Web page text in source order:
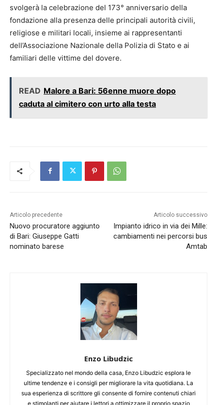
svolgerà la celebrazione del 173° anniversario della
fondazione alla presenza delle principali autorità civili,
religiose e militari locali, insieme ai rappresentanti
dell’Associazione Nazionale della Polizia di Stato e ai
familiari delle vittime del dovere.
READ Malore a Bari: 56enne muore dopo
caduta al cimitero con urto alla testa
Articolo precedente
Nuovo procuratore aggiunto
di Bari: Giuseppe Gatti
nominato barese
Articolo successivo
Impianto idrico in via dei Mille:
cambiamenti nei percorsi bus
Amtab
Enzo Libudzic
Specializzato nel mondo della casa, Enzo Libudzic esplora le
ultime tendenze e i consigli per migliorare la vita quotidiana. La
sua esperienza di scrittore gli consente di fornire contenuti chiari
e stimolanti per aiutare i lettori a ottimizzare il proprio spazio